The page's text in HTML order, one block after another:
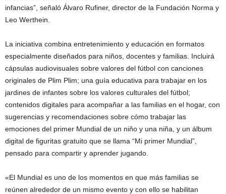
infancias”, señaló Álvaro Rufiner, director de la Fundación Norma y
Leo Werthein.
La iniciativa combina entretenimiento y educación en formatos
especialmente diseñados para niños, docentes y familias. Incluirá
cápsulas audiovisuales sobre valores del fútbol con canciones
originales de Plim Plim; una guía educativa para trabajar en los
jardines de infantes sobre los valores culturales del fútbol;
contenidos digitales para acompañar a las familias en el hogar, con
sugerencias y recomendaciones sobre cómo trabajar las
emociones del primer Mundial de un niño y una niña, y un álbum
digital de figuritas gratuito que se llama “Mi primer Mundial”,
pensado para compartir y aprender jugando.
«El Mundial es uno de los momentos en que más familias se
reúnen alrededor de un mismo evento y con ello se habilitan